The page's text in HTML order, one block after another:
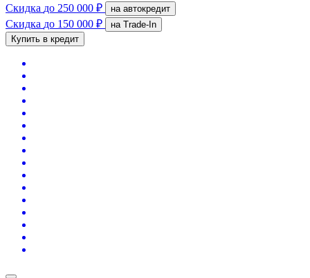
Скидка до 250 000 ₽ на автокредит
Скидка до 150 000 ₽
на Trade-In
Купить в кредит